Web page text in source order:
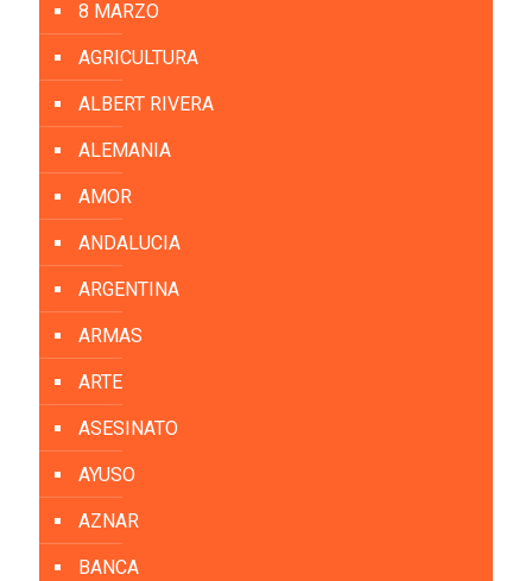
8 MARZO
AGRICULTURA
ALBERT RIVERA
ALEMANIA
AMOR
ANDALUCIA
ARGENTINA
ARMAS
ARTE
ASESINATO
AYUSO
AZNAR
BANCA